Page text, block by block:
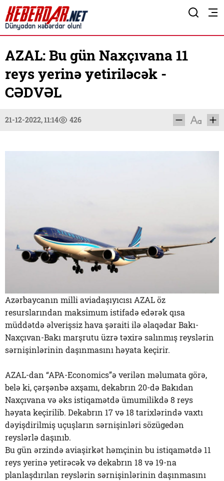
AZAL: Bu gün Naxçıvana 11
reys yerinə yetiriləcək -
CƏDVƏL
21-12-2022, 11:14 426
Azərbaycanın milli aviadaşıyıcısı AZAL öz
resurslarından maksimum istifadə edərək qısa
müddətdə əlverişsiz hava şəraiti ilə əlaqədar Bakı-
Naxçıvan-Bakı marşrutu üzrə təxirə salınmış reyslərin
sərnişinlərinin daşınmasını həyata keçirir.
AZAL-dan “APA-Economics”ə verilən məlumata görə,
belə ki, çərşənbə axşamı, dekabrın 20-də Bakıdan
Naxçıvana və əks istiqamətdə ümumilikdə 8 reys
həyata keçirilib. Dekabrın 17 və 18 tarixlərində vaxtı
dəyişdirilmiş uçuşların sərnişinləri sözügedən
reyslərlə daşınıb.
Bu gün ərzində aviaşirkət həmçinin bu istiqamətdə 11
reys yerinə yetirəcək və dekabrın 18 və 19-na
planlaşdırılan reyslərin sərnişinlərinin daşınmasını